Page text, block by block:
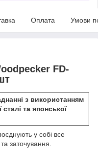
Оплата Умови
FD-
з використанням
сталі та японської
у собі все
заточування.